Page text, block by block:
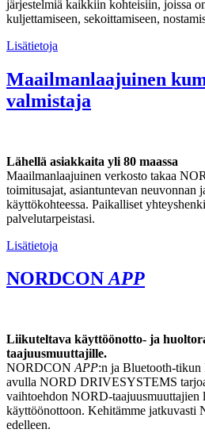
järjestelmiä kaikkiin kohteisiin, joissa
kuljettamiseen, sekoittamiseen,
Lisätietoja
Maailmanlaajuinen
valmistaja
Lähellä asiakkaita yli 80 maassa
Maailmanlaajuinen verkosto takaa
toimitusajat, asiantuntevan neuvonnan
käyttökohteessa. Paikalliset
palvelutarpeistasi.
Lisätietoja
NORDCONAPP
Liikuteltava käyttöönotto- ja
taajuusmuuttajille.
NORDCON APP:n ja Bluetooth-
avulla NORD DRIVESYSTEMS
vaihtoehdon NORD-taajuusmuuttajien
käyttöönottoon. Kehitämme jatkuvasti
edelleen.